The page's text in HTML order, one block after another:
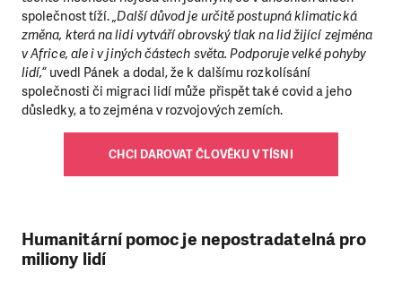
společnost tíží.„Další důvod je určitě postupná klimatická
změna, která na lidi vytváří obrovský tlak na lid žijící zejména
v Africe, ale i v jiných částech světa. Podporuje velké pohyby
lidí,“ uvedl Pánek a dodal, že k dalšímu rozkolísání
společnosti či migraci lidí může přispět také covid a jeho
důsledky, a to zejména v rozvojových zemích.
CHCI DAROVAT ČLOVĚKU V TÍSNI
Humanitární pomoc je nepostradatelná pro
miliony lidí